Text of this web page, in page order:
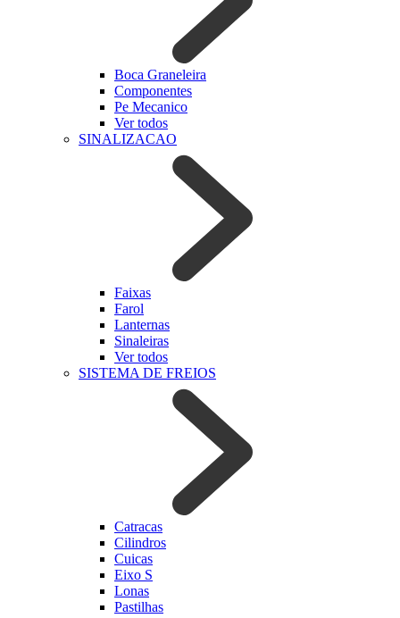
Boca Graneleira
Componentes
Pe Mecanico
Ver todos
SINALIZACAO
Faixas
Farol
Lanternas
Sinaleiras
Ver todos
SISTEMA DE FREIOS
Catracas
Cilindros
Cuicas
Eixo S
Lonas
Pastilhas